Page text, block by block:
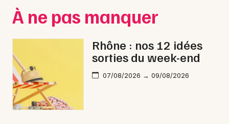
À ne pas manquer
Rhône : nos 12 idées
sorties du week-end
07/08/2026 → 09/08/2026